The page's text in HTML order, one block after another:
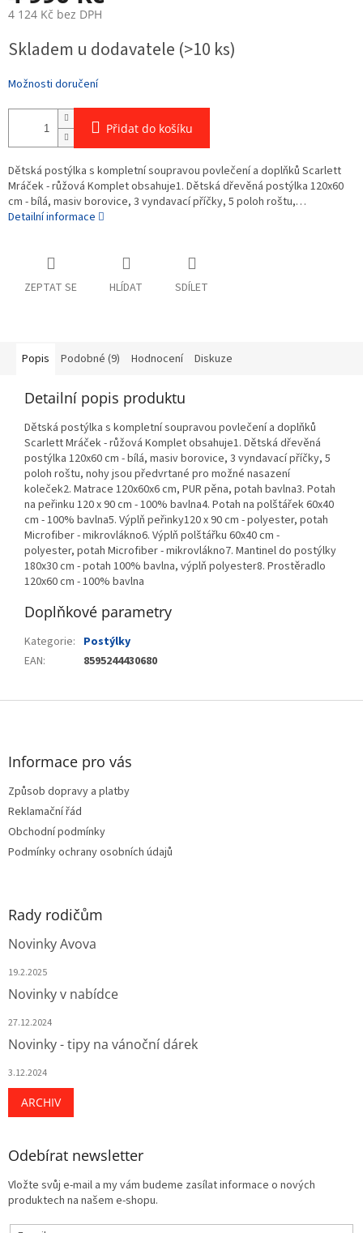
4 124 Kč bez DPH
cena:
Skladem u dodavatele (>10 ks)
Možnosti doručení
Přidat do košíku
Dětská postýlka s kompletní soupravou povlečení a doplňků Scarlett
Mráček - růžová Komplet obsahuje1. Dětská dřevěná postýlka 120x60
cm - bílá, masiv borovice, 3 vyndavací příčky, 5 poloh roštu,…
Detailní informace
ZEPTAT SE HLÍDAT SDÍLET
Popis Podobné (9) Hodnocení Diskuze
Detailní popis produktu
Dětská postýlka s kompletní soupravou povlečení a doplňků
Scarlett Mráček - růžová Komplet obsahuje1. Dětská dřevěná
postýlka 120x60 cm - bílá, masiv borovice, 3 vyndavací příčky, 5
poloh roštu, nohy jsou předvrtané pro možné nasazení
koleček2. Matrace 120x60x6 cm, PUR pěna, potah bavlna3. Potah
na peřinku 120 x 90 cm - 100% bavlna4. Potah na polštářek 60x40
cm - 100% bavlna5. Výplň peřinky120 x 90 cm - polyester, potah
Microfiber - mikrovlákno6. Výplň polštářku 60x40 cm -
polyester, potah Microfiber - mikrovlákno7. Mantinel do postýlky
180x30 cm - potah 100% bavlna, výplň polyester8. Prostěradlo
120x60 cm - 100% bavlna
Doplňkové parametry
Kategorie: Postýlky
EAN: 8595244430680
Z
Informace pro vás
Způsob dopravy a platby
Reklamační řád
Obchodní podmínky
Podmínky ochrany osobních údajů
Rady rodičům
Novinky Avova
19.2.2025
Novinky v nabídce
27.12.2024
Novinky - tipy na vánoční dárek
3.12.2024
ARCHIV
Odebírat newsletter
Vložte svůj e-mail a my vám budeme zasílat informace o nových
produktech na našem e-shopu.